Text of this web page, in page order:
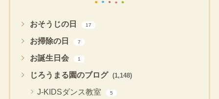
おそうじの日 17
お掃除の日 7
お誕生日会 1
じろうまる園のブログ (1,148)
J-KIDSダンス教室 5